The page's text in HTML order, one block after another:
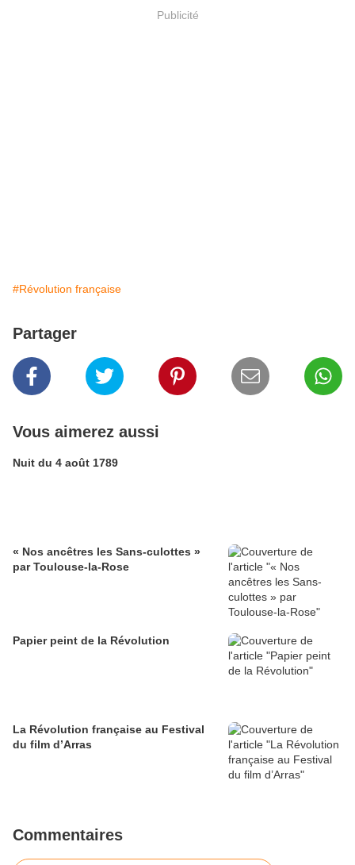
Publicité
#Révolution française
Partager
Vous aimerez aussi
Nuit du 4 août 1789
« Nos ancêtres les Sans-culottes »
par Toulouse-la-Rose
Papier peint de la Révolution
La Révolution française au Festival
du film d’Arras
Commentaires